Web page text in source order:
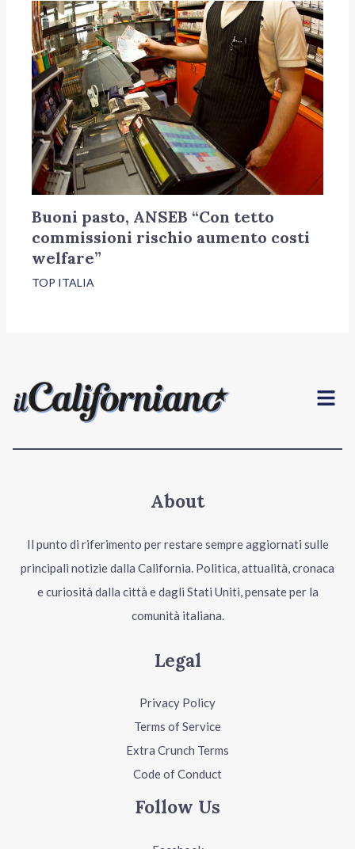
Buoni pasto, ANSEB “Con tetto
commissioni rischio aumento costi
welfare”
TOP ITALIA
Menu
About
Il punto di riferimento per restare sempre aggiornati sulle
principali notizie dalla California. Politica, attualità, cronaca
e curiosità dalla città e dagli Stati Uniti, pensate per la
comunità italiana.
Legal
Privacy Policy
Terms of Service
Extra Crunch Terms
Code of Conduct
Follow Us